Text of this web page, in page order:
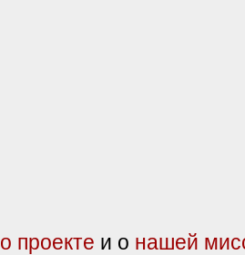
о проекте и о нашей